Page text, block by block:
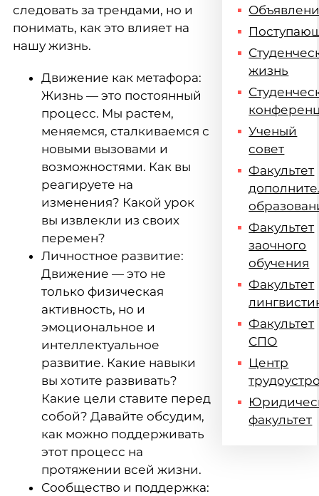
следовать за трендами, но и
понимать, как это влияет на
нашу жизнь.
Движение как метафора:
Жизнь — это постоянный
процесс. Мы растем,
меняемся, сталкиваемся с
новыми вызовами и
возможностями. Как вы
реагируете на
изменения? Какой урок
вы извлекли из своих
перемен?
Личностное развитие:
Движение — это не
только физическая
активность, но и
эмоциональное и
интеллектуальное
развитие. Какие навыки
вы хотите развивать?
Какие цели ставите перед
собой? Давайте обсудим,
как можно поддерживать
этот процесс на
протяжении всей жизни.
Сообщество и поддержка:
жизнь
Ученый
совет
Факультет
Факультет
заочного
обучения
Факультет
Факультет
СПО
Центр
факультет